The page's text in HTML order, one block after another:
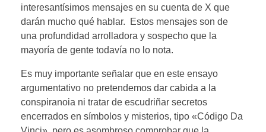
interesantísimos mensajes en su cuenta de X que
darán mucho qué hablar. Estos mensajes son de
una profundidad arrolladora y sospecho que la
mayoría de gente todavía no lo nota.
Es muy importante señalar que en este ensayo
argumentativo no pretendemos dar cabida a la
conspiranoia ni tratar de escudriñar secretos
encerrados en símbolos y misterios, tipo «Código Da